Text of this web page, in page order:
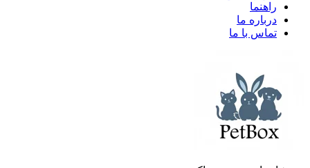
راهنما
درباره ما
تماس با ما